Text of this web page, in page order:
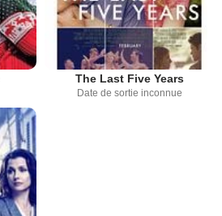
The Last Five Years
Date de sortie inconnue